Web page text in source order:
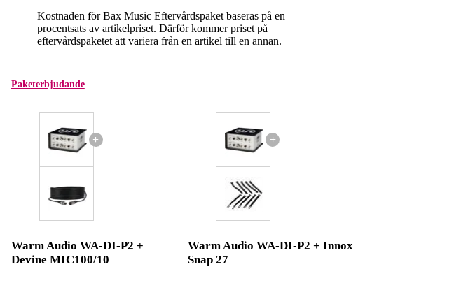
Kostnaden för Bax Music Eftervårdspaket baseras på en
procentsats av artikelpriset. Därför kommer priset på
eftervårdspaketet att variera från en artikel till en annan.
Paketerbjudande
+
Warm Audio WA-DI-P2 +
Devine MIC100/10
+
Warm Audio WA-DI-P2 + Innox
Snap 27